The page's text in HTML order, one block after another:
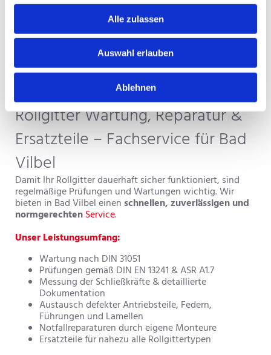
Alle zulassen
Auswahl erlauben
Ablehnen
ruhiger Lauf und geringe Betriebskosten
Ideal für Wohnanlagen, Gewerbebauten,
Parkhäuser und große Stellplatzanlagen.
Rollgitter Wartung, Reparatur &
Ersatzteile – Fachservice für Bad
Vilbel
Damit Ihr Rollgitter dauerhaft sicher funktioniert, sind
regelmäßige Prüfungen und Wartungen wichtig. Wir
bieten in Bad Vilbel einen schnellen, zuverlässigen und
normgerechtenService.
Unser Leistungsumfang:
Wartung nach DIN 31051
Prüfungen gemäß DIN EN 13241 & ASR A1.7
Messung der Schließkräfte & detaillierte
Dokumentation
Austausch defekter Antriebsteile, Federn,
Führungen und Lamellen
Notfallreparaturen durch eigene Monteure
Ersatzteile für nahezu alle Rollgittertypen